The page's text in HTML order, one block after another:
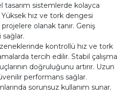
tasarım sistemlerde kolayca
hız ve tork dengesi
projelere olanak tanır. Geniş
sağlar.
kontrollü hız ve tork
tercih edilir. Stabil çalışma
doğruluğunu artırır. Uzun
performans sağlar.
sorunsuz kullanım sunar.